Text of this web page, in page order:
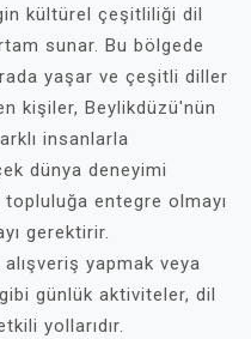
kültürel çeşitliliği dil
sunar. Bu bölgede
yaşar ve çeşitli diller
kişiler, Beylikdüzü'nün
insanlarla
dünya deneyimi
entegre olmayı
gerektirir.
yapmak veya
günlük aktiviteler, dil
yollarıdır.